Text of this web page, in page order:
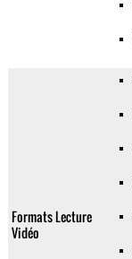
Formats Lecture
Vidéo